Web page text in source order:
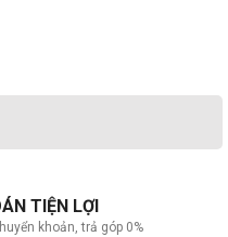
TIỆN LỢI
khoản, trả góp 0%